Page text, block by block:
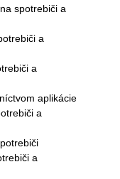
spotrebiči a
a
a
aplikácie
a
a